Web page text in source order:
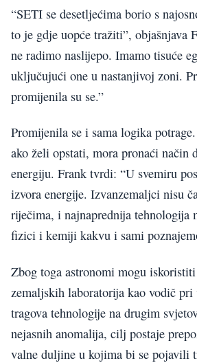
“SETI se desetljećima borio s
to je gdje uopće tražiti”, objašnjava
ne radimo naslijepo. Imamo tisuće
uključujući one u nastanjivoj zoni.
promijenila su se.”
Promijenila se i sama logika
ako želi opstati, mora pronaći način
energiju. Frank tvrdi: “U svemiru
izvora energije. Izvanzemaljci nisu
riječima, i najnaprednija tehnologija
fizici i kemiji kakvu i sami
Zbog toga astronomi mogu
zemaljskih laboratorija kao vodič
tragova tehnologije na drugim
nejasnih anomalija, cilj postaje
valne duljine u kojima bi se pojavili